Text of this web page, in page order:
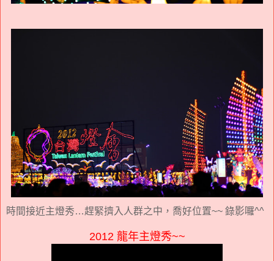
時間接近主燈秀…趕緊擠入人群之中，喬好位置~~ 錄影囉^^
2012 龍年主燈秀~~